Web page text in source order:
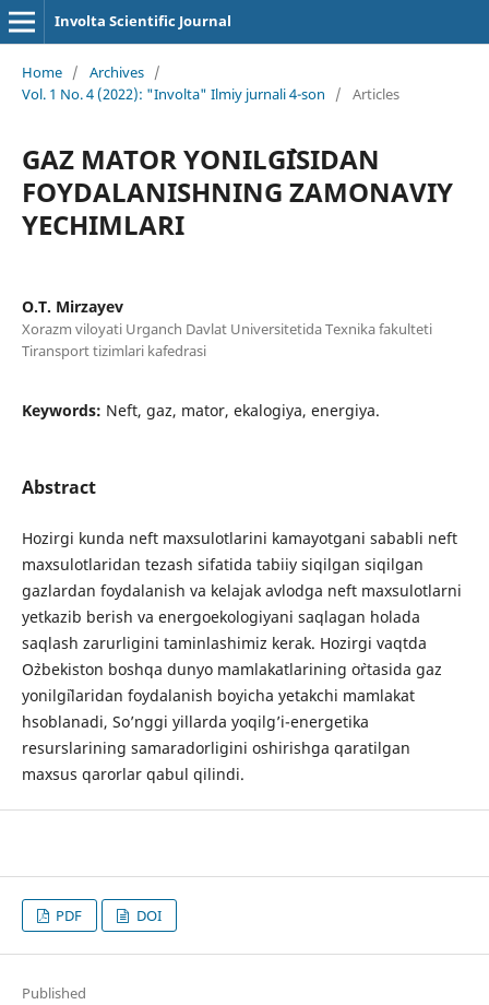
Involta Scientific Journal
Home / Archives /
Vol. 1 No. 4 (2022): "Involta" Ilmiy jurnali 4-son
/ Articles
GAZ MATOR YONILG`ISIDAN
FOYDALANISHNING ZAMONAVIY
YECHIMLARI
O.T. Mirzayev
Xorazm viloyati Urganch Davlat Universitetida Texnika fakulteti
Tiransport tizimlari kafedrasi
Keywords: Neft, gaz, mator, ekalogiya, energiya.
Abstract
Hozirgi kunda neft maxsulotlarini kamayotgani sababli neft
maxsulotlaridan tezash sifatida tabiiy siqilgan siqilgan
gazlardan foydalanish va kelajak avlodga neft maxsulotlarni
yetkazib berish va energoekologiyani saqlagan holada
saqlash zarurligini taminlashimiz kerak. Hozirgi vaqtda
O`zbekiston boshqa dunyo mamlakatlarining o`rtasida gaz
yonilg`ilaridan foydalanish boyicha yetakchi mamlakat
hsoblanadi, So’nggi yillarda yoqilg’i-energetika
resurslarining samaradorligini oshirishga qaratilgan
maxsus qarorlar qabul qilindi.
PDF DOI
Published